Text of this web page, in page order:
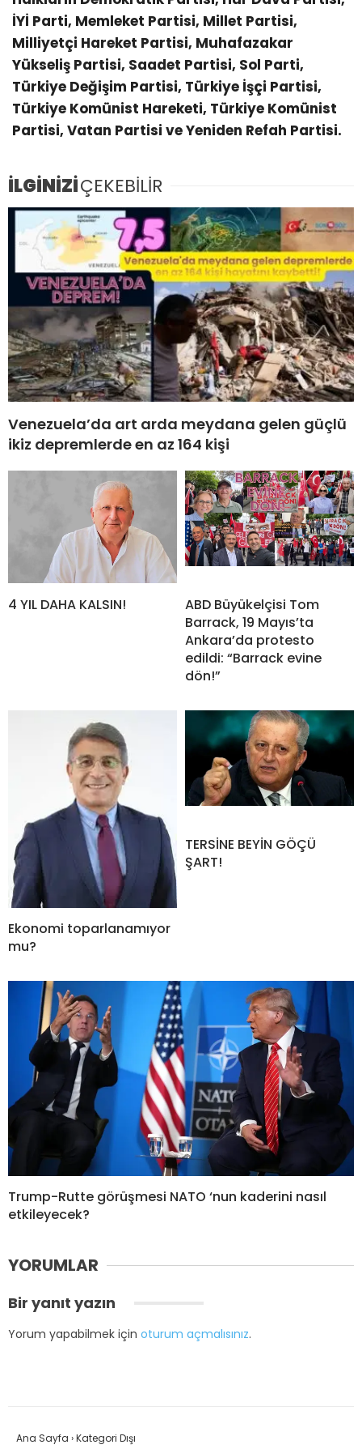
İYİ Parti, Memleket Partisi, Millet Partisi,
Milliyetçi Hareket Partisi, Muhafazakar
Yükseliş Partisi, Saadet Partisi, Sol Parti,
Türkiye Değişim Partisi, Türkiye İşçi Partisi,
Türkiye Komünist Hareketi, Türkiye Komünist
Partisi, Vatan Partisi ve Yeniden Refah Partisi.
İLGİNİZİÇEKEBİLİR
Venezuela’da art arda meydana gelen güçlü
ikiz depremlerde en az 164 kişi
4 YIL DAHA KALSIN!
ABD Büyükelçisi Tom
Barrack, 19 Mayıs’ta
Ankara’da protesto
edildi: “Barrack evine
dön!”
Ekonomi toparlanamıyor
mu?
TERSİNE BEYİN GÖÇÜ
ŞART!
Trump-Rutte görüşmesi NATO ‘nun kaderini nasıl
etkileyecek?
YORUMLAR
Bir yanıt yazın
Yorum yapabilmek için oturum açmalısınız.
Ana Sayfa ›Kategori Dışı